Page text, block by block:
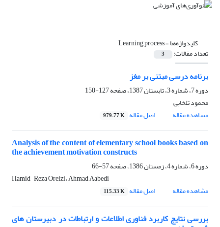
کلیدواژه‌ها =Learning process
تعداد مقالات: 3
برنامه درسی مبتنی بر مغز
دوره 7، شماره 3، تابستان 1387، صفحه
127-150
محمود تلخابی
مشاهده مقاله
اصل مقاله 979.77 K
Analysis of the content of elementary school books based on
the achievement motivation constructs
دوره 6، شماره 4، زمستان 1386، صفحه
57-66
Hamid-Reza Oreizi، Ahmad Aabedi
مشاهده مقاله
اصل مقاله 115.33 K
بررسی نتایج کاربرد فناوری اطلاعات و ارتباطات در دبیرستان های